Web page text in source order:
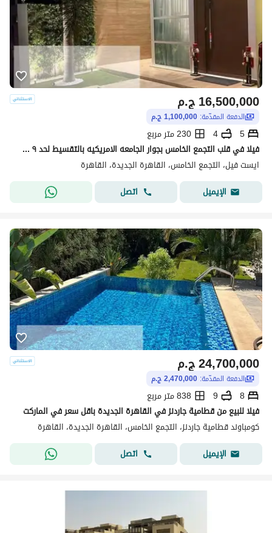
ج.م16,500,000
الدفعة المقدّمة: 1,100,000 ج.م
5
4
230 متر مربع
فيلا في قلب التجمع الخامس بجوار الجامعه الامريكيه بالتقسيط لحد ٩ سنين
ايست فيل، التجمع الخامس، القاهرة الجديدة، القاهرة
الإيميل
اتصل
ج.م24,700,000
الدفعة المقدّمة: 2,470,000 ج.م
8
9
838 متر مربع
فيلا للبيع من قطامية جاردنز في القاهرة الجديدة باقل سعر في الماركت
كومباوند قطامية جاردنز، التجمع الخامس، القاهرة الجديدة، القاهرة
الإيميل
اتصل